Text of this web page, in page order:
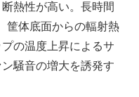
熱性が高い。長時間
筐体底面からの輻射熱
の温度上昇によるサ
騒音の増大を誘発す